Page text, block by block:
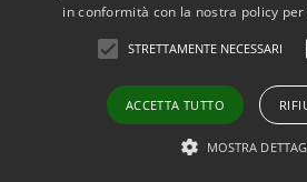
Accessibilità
in conformità con la nostra policy per
STRETTAMENTE NECESSARI
ACCETTA TUTTO
MOSTRA